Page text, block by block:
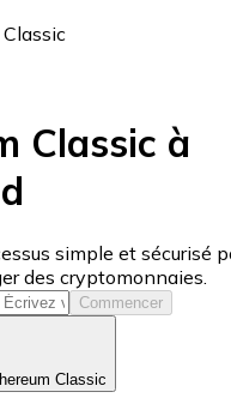
Classic à
simple et sécurisé
des cryptomonnaies.
Commencer
Classic